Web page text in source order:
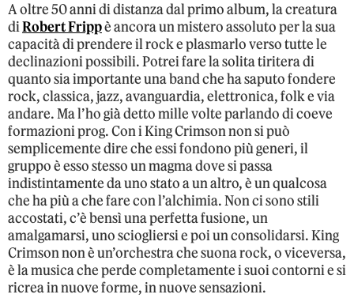
A oltre 50 anni di distanza dal primo album, la creatura
diRobert Frippè ancora un mistero assoluto per la sua
capacità di prendere il rock e plasmarlo verso tutte le
declinazioni possibili. Potrei fare la solita tiritera di
quanto sia importante una band che ha saputo fondere
rock, classica, jazz, avanguardia, elettronica, folk e via
andare. Ma l’ho già detto mille volte parlando di coeve
formazioni prog. Con i King Crimson non si può
semplicemente dire che essi fondono più generi, il
gruppo è esso stesso un magma dove si passa
indistintamente da uno stato a un altro, è un qualcosa
che ha più a che fare con l’alchimia. Non ci sono stili
accostati, c’è bensì una perfetta fusione, un
amalgamarsi, uno sciogliersi e poi un consolidarsi. King
Crimson non è un’orchestra che suona rock, o viceversa,
è la musica che perde completamente i suoi contorni e si
ricrea in nuove forme, in nuove sensazioni.